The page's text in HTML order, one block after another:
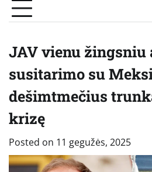
JAV vienu žingsniu
susitarimo su
dešimtmečius
krizę
Posted on 11 gegužės, 2025